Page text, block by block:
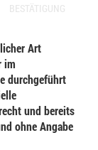
BESTÄTIGUNG
Art
im
durchgeführt
und bereits
ohne Angabe